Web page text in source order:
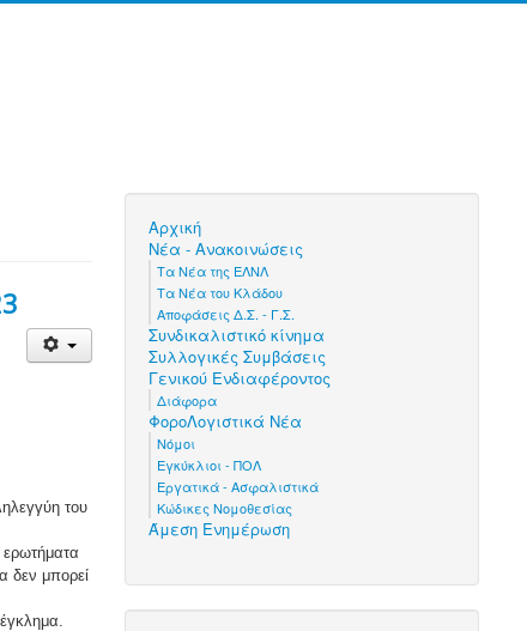
του
δεν μπορεί
Αρχική
Νέα - Ανακοινώσεις
Τα Νέα της ΕΛΝΛ
Τα Νέα του Κλάδου
Αποφάσεις Δ.Σ. - Γ.Σ.
Συνδικαλιστικό κίνημα
Συλλογικές Συμβάσεις
Γενικού Ενδιαφέροντος
Διάφορα
ΦοροΛογιστικά Νέα
Νόμοι
Εγκύκλιοι - ΠΟΛ
Εργατικά - Ασφαλιστικά
Κώδικες Νομοθεσίας
Άμεση Ενημέρωση